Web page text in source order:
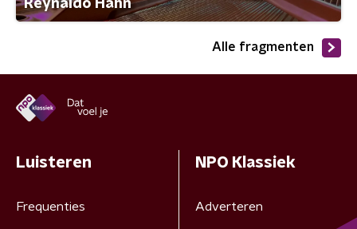
Reynaldo Hahn
Alle fragmenten
Luisteren
Frequenties
NPO Klassiek
Adverteren